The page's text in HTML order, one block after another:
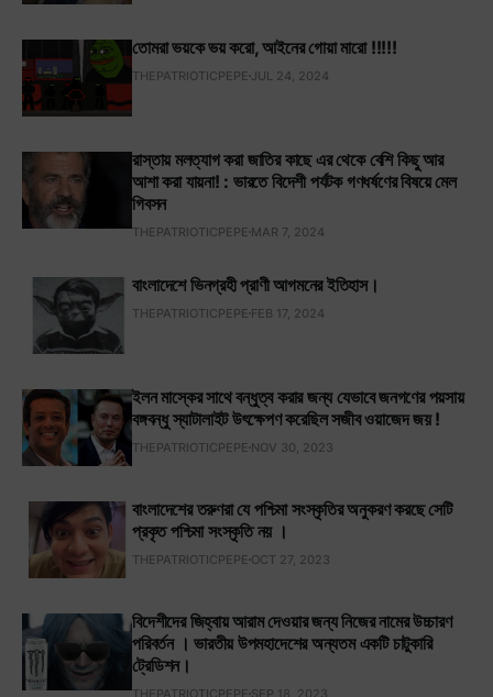
তোমরা ভয়কে ভয় করো, আইনের গোয়া মারো !!!!!
THEPATRIOTICPEPE JUL 24, 2024
রাস্তায় মলত্যাগ করা জাতির কাছে এর থেকে বেশি কিছু আর
আশা করা যায়না! : ভারতে বিদেশী পর্যটক গণধর্ষণের বিষয়ে মেল
গিবসন
THEPATRIOTICPEPE MAR 7, 2024
বাংলাদেশে ভিনগ্রহী প্রাণী আগমনের ইতিহাস।
THEPATRIOTICPEPE FEB 17, 2024
ইলন মাস্কের সাথে বন্ধুত্ব করার জন্য যেভাবে জনগণের পয়সায়
বঙ্গবন্ধু স্যাটালাইট উৎক্ষেপণ করেছিল সজীব ওয়াজেদ জয় !
THEPATRIOTICPEPE NOV 30, 2023
বাংলাদেশের তরুণরা যে পশ্চিমা সংস্কৃতির অনুকরণ করছে সেটি
প্রকৃত পশ্চিমা সংস্কৃতি নয় ।
THEPATRIOTICPEPE OCT 27, 2023
বিদেশীদের জিহ্বায় আরাম দেওয়ার জন্য নিজের নামের উচ্চারণ
পরিবর্তন । ভারতীয় উপমহাদেশের অন্যতম একটি চাটুকারি
ট্রেডিশন।
THEPATRIOTICPEPE SEP 18, 2023